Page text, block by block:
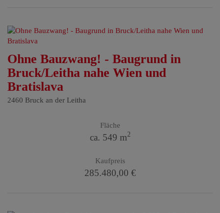
Ohne Bauzwang! - Baugrund in
Bruck/Leitha nahe Wien und
Bratislava
2460 Bruck an der Leitha
Fläche
ca. 549 m2
Kaufpreis
285.480,00 €